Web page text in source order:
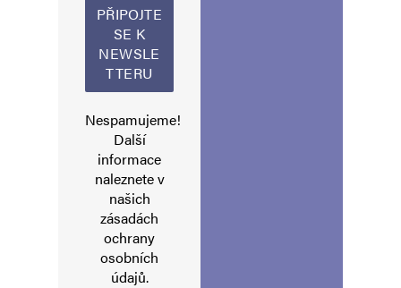
Nespamujeme!
Další
informace
naleznete v
našich
zásadách
ochrany
osobních
údajů.